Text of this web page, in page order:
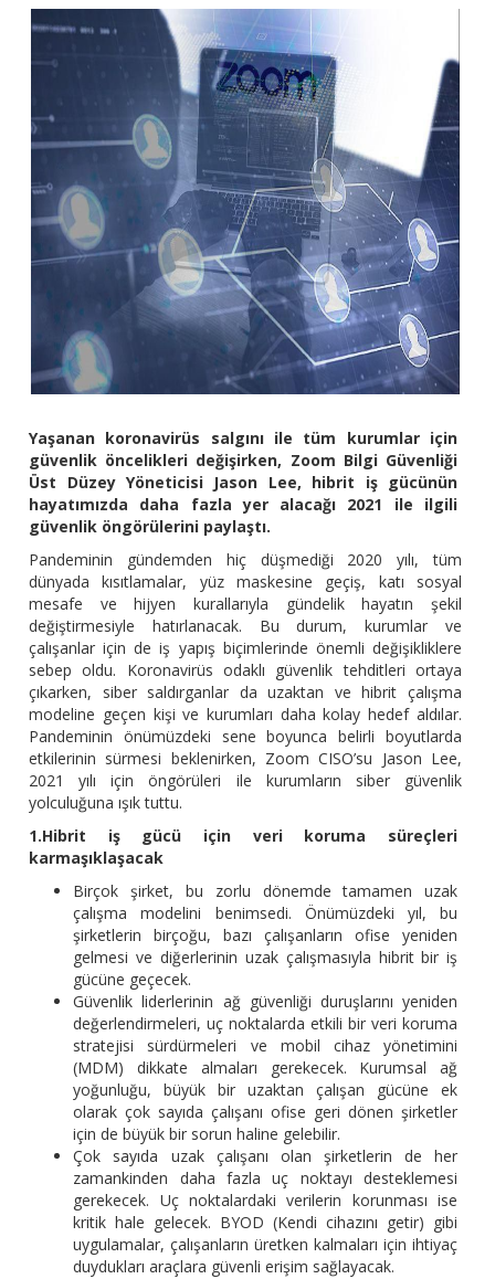
Yaşanan koronavirüs salgını ile tüm kurumlar için
güvenlik öncelikleri değişirken, Zoom Bilgi Güvenliği
Üst Düzey Yöneticisi Jason Lee, hibrit iş gücünün
hayatımızda daha fazla yer alacağı 2021 ile ilgili
güvenlik öngörülerini paylaştı.
Pandeminin gündemden hiç düşmediği 2020 yılı, tüm
dünyada kısıtlamalar, yüz maskesine geçiş, katı sosyal
mesafe ve hijyen kurallarıyla gündelik hayatın şekil
değiştirmesiyle hatırlanacak. Bu durum, kurumlar ve
çalışanlar için de iş yapış biçimlerinde önemli değişikliklere
sebep oldu. Koronavirüs odaklı güvenlik tehditleri ortaya
çıkarken, siber saldırganlar da uzaktan ve hibrit çalışma
modeline geçen kişi ve kurumları daha kolay hedef aldılar.
Pandeminin önümüzdeki sene boyunca belirli boyutlarda
etkilerinin sürmesi beklenirken, Zoom CISO’su Jason Lee,
2021 yılı için öngörüleri ile kurumların siber güvenlik
yolculuğuna ışık tuttu.
1.Hibrit iş gücü için veri koruma süreçleri
karmaşıklaşacak
Birçok şirket, bu zorlu dönemde tamamen uzak
çalışma modelini benimsedi. Önümüzdeki yıl, bu
şirketlerin birçoğu, bazı çalışanların ofise yeniden
gelmesi ve diğerlerinin uzak çalışmasıyla hibrit bir iş
gücüne geçecek.
Güvenlik liderlerinin ağ güvenliği duruşlarını yeniden
değerlendirmeleri, uç noktalarda etkili bir veri koruma
stratejisi sürdürmeleri ve mobil cihaz yönetimini
(MDM) dikkate almaları gerekecek. Kurumsal ağ
yoğunluğu, büyük bir uzaktan çalışan gücüne ek
olarak çok sayıda çalışanı ofise geri dönen şirketler
için de büyük bir sorun haline gelebilir.
Çok sayıda uzak çalışanı olan şirketlerin de her
zamankinden daha fazla uç noktayı desteklemesi
gerekecek. Uç noktalardaki verilerin korunması ise
kritik hale gelecek. BYOD (Kendi cihazını getir) gibi
uygulamalar, çalışanların üretken kalmaları için ihtiyaç
duydukları araçlara güvenli erişim sağlayacak.